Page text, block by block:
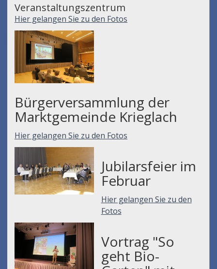
Veranstaltungszentrum
Hier gelangen Sie zu den Fotos
Bürgerversammlung der
Marktgemeinde Krieglach
Hier gelangen Sie zu den Fotos
Jubilarsfeier im
Februar
Hier gelangen Sie zu den
Fotos
Vortrag "So
geht Bio-